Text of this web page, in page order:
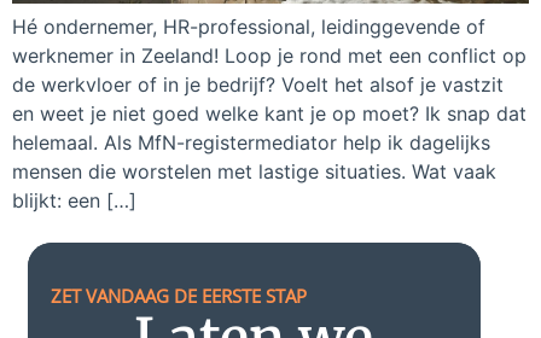
Hé ondernemer, HR-professional, leidinggevende of
werknemer in Zeeland! Loop je rond met een conflict op
de werkvloer of in je bedrijf? Voelt het alsof je vastzit
en weet je niet goed welke kant je op moet? Ik snap dat
helemaal. Als MfN-registermediator help ik dagelijks
mensen die worstelen met lastige situaties. Wat vaak
blijkt: een […]
ZET VANDAAG DE EERSTE STAP